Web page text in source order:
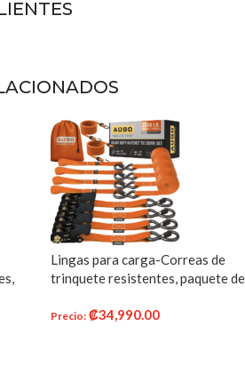
y 12
Lingas para carga-Correas de
trinquete resistentes, paquete de
de 2200 libras, correas de
Precio: ₡34,990.00